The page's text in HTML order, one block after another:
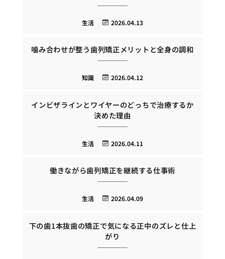
2026.04.13
生活
噛み合わせが整う歯列矯正メリットと全身の調和
2026.04.12
知識
インビザラインとワイヤーのどっちで治療するか
決めた理由
2026.04.11
生活
働きながら歯列矯正を継続する仕事術
2026.04.09
生活
下の歯1本抜歯の矯正で気になる正中のズレと仕上
がり